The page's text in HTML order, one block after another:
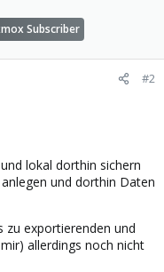
Subscriber
#2
lokal dorthin sichern
und dorthin Daten
zu exportierenden und
allerdings noch nicht